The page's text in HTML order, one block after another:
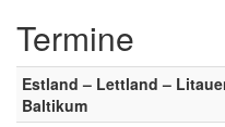
Termine
Estland – Lettland –
Baltikum